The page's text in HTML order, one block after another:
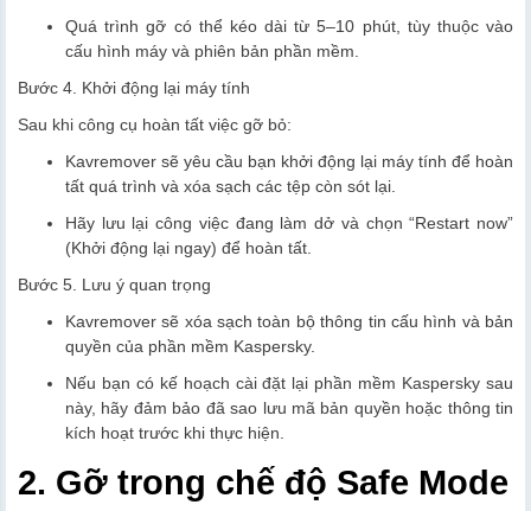
Quá trình gỡ có thể kéo dài từ 5–10 phút, tùy thuộc vào
cấu hình máy và phiên bản phần mềm.
Bước 4. Khởi động lại máy tính
Sau khi công cụ hoàn tất việc gỡ bỏ:
Kavremover sẽ yêu cầu bạn khởi động lại máy tính để hoàn
tất quá trình và xóa sạch các tệp còn sót lại.
Hãy lưu lại công việc đang làm dở và chọn “Restart now”
(Khởi động lại ngay) để hoàn tất.
Bước 5. Lưu ý quan trọng
Kavremover sẽ xóa sạch toàn bộ thông tin cấu hình và bản
quyền của phần mềm Kaspersky.
Nếu bạn có kế hoạch cài đặt lại phần mềm Kaspersky sau
này, hãy đảm bảo đã sao lưu mã bản quyền hoặc thông tin
kích hoạt trước khi thực hiện.
2. Gỡ trong chế độ Safe Mode